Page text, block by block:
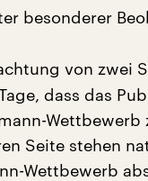
besonderer
von zwei
dass das
Wettbewerb
Seite stehen
Wettbewerb